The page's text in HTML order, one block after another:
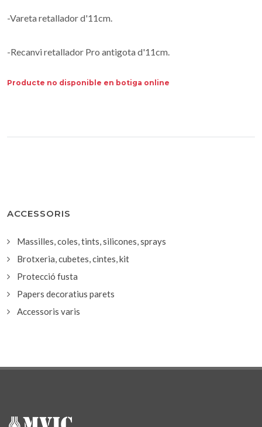
-Vareta retallador d'11cm.
-Recanvi retallador Pro antigota d'11cm.
Producte no disponible en botiga online
ACCESSORIS
Massilles, coles, tints, silicones, sprays
Brotxeria, cubetes, cintes, kit
Protecció fusta
Papers decoratius parets
Accessoris varis